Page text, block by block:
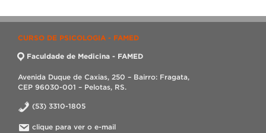
CURSO DE PSICOLOGIA - FAMED
Faculdade de Medicina - FAMED
Avenida Duque de Caxias, 250 – Bairro: Fragata,
CEP 96030-001 – Pelotas, RS.
(53) 3310-1805
clique para ver o e-mail